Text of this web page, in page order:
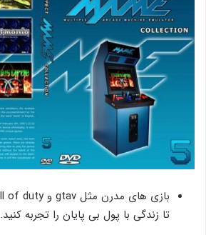
تا زندگی با پول بی پایان را تجربه کنید.